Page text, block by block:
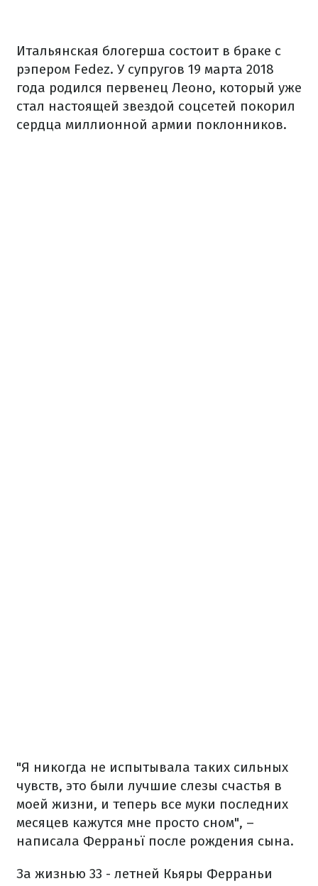
Итальянская блогерша состоит в браке с
рэпером Fedez. У супругов 19 марта 2018
года родился первенец Леоно, который уже
стал настоящей звездой соцсетей покорил
сердца миллионной армии поклонников.
"Я никогда не испытывала таких сильных
чувств, это были лучшие слезы счастья в
моей жизни, и теперь все муки последних
месяцев кажутся мне просто сном", –
написала Ферраньї после рождения сына.
За жизнью 33 - летней Кьяры Ферраньи